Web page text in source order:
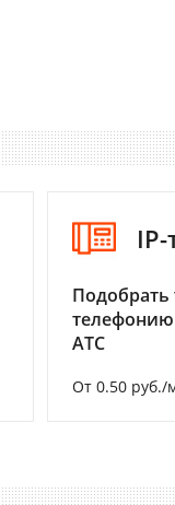
Подобрать
АТС
От 0.50 руб./